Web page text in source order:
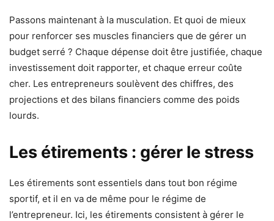
Passons maintenant à la musculation. Et quoi de mieux
pour renforcer ses muscles financiers que de gérer un
budget serré ? Chaque dépense doit être justifiée, chaque
investissement doit rapporter, et chaque erreur coûte
cher. Les entrepreneurs soulèvent des chiffres, des
projections et des bilans financiers comme des poids
lourds.
Les étirements : gérer le stress
Les étirements sont essentiels dans tout bon régime
sportif, et il en va de même pour le régime de
l’entrepreneur. Ici, les étirements consistent à gérer le